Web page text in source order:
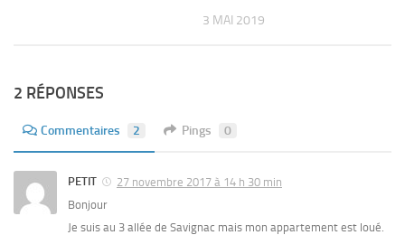
3 MAI 2019
2 RÉPONSES
Commentaires 2 Pings 0
PETIT
27 novembre 2017 à 14 h 30 min
Bonjour
Je suis au 3 allée de Savignac mais mon appartement est loué.